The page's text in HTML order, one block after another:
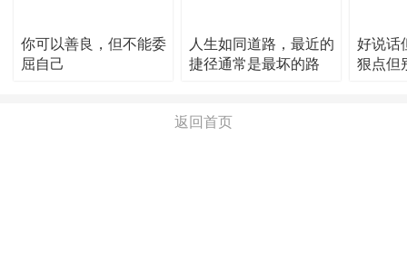
你可以善良，但不能委
屈自己
人生如同道路，最近的
捷径通常是最坏的路
好说话
狠点但
返回首页